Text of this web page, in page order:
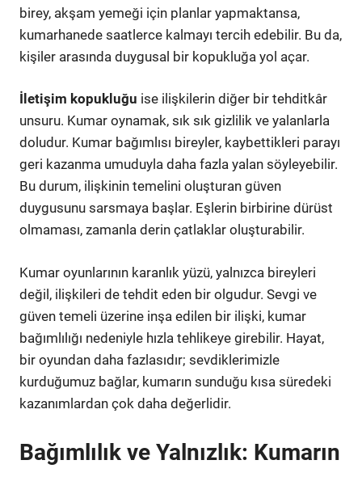
birey, akşam yemeği için planlar yapmaktansa,
kumarhanede saatlerce kalmayı tercih edebilir. Bu da,
kişiler arasında duygusal bir kopukluğa yol açar.
İletişim kopukluğu ise ilişkilerin diğer bir tehditkâr
unsuru. Kumar oynamak, sık sık gizlilik ve yalanlarla
doludur. Kumar bağımlısı bireyler, kaybettikleri parayı
geri kazanma umuduyla daha fazla yalan söyleyebilir.
Bu durum, ilişkinin temelini oluşturan güven
duygusunu sarsmaya başlar. Eşlerin birbirine dürüst
olmaması, zamanla derin çatlaklar oluşturabilir.
Kumar oyunlarının karanlık yüzü, yalnızca bireyleri
değil, ilişkileri de tehdit eden bir olgudur. Sevgi ve
güven temeli üzerine inşa edilen bir ilişki, kumar
bağımlılığı nedeniyle hızla tehlikeye girebilir. Hayat,
bir oyundan daha fazlasıdır; sevdiklerimizle
kurduğumuz bağlar, kumarın sunduğu kısa süredeki
kazanımlardan çok daha değerlidir.
Bağımlılık ve Yalnızlık: Kumarın